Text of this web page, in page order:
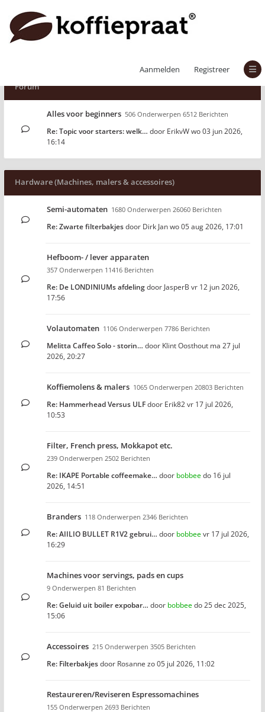
Aanmelden
Registreer
Forum
Alles voor beginners 506 Onderwerpen 6512 Berichten
Re: Topic voor starters: welk… door ErikvWwo 03 jun 2026,
16:14
Hardware (Machines, malers & accessoires)
Semi-automaten 1680 Onderwerpen 26060 Berichten
Re: Zwarte filterbakjesdoor Dirk Janwo 05 aug 2026, 17:01
Hefboom- / lever apparaten
357 Onderwerpen 11416 Berichten
Re: De LONDINIUMs afdelingdoor JasperB vr 12 jun 2026,
17:56
Volautomaten 1106 Onderwerpen 7786 Berichten
Melitta Caffeo Solo - storin… door Klint Oosthout ma 27 jul
2026, 20:27
Koffiemolens & malers 1065 Onderwerpen 20803 Berichten
Re: Hammerhead Versus ULFdoor Erik82vr 17 jul 2026,
10:53
Filter, French press, Mokkapot etc.
239 Onderwerpen 2502 Berichten
Re: IKAPE Portable coffeemake… door bobbeedo 16 jul
2026, 14:51
Branders 118 Onderwerpen 2346 Berichten
Re: AIILIO BULLET R1V2 gebrui… door bobbeevr 17 jul 2026,
16:29
Machines voor servings, pads en cups
9 Onderwerpen 81 Berichten
Re: Geluid uit boiler expobar… door bobbeedo 25 dec 2025,
15:06
Accessoires 215 Onderwerpen 3505 Berichten
Re: Filterbakjesdoor Rosanne zo 05 jul 2026, 11:02
Restaureren/Reviseren Espressomachines
155 Onderwerpen 2693 Berichten